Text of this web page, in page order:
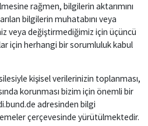
rağmen, bilgilerin aktarımını
bilgilerin muhatabını veya
veya değiştirmediğimiz için üçüncü
için herhangi bir sorumluluk kabul
kişisel verilerinizin toplanması,
korunması bizim için önemli bir
adresinden bilgi
çerçevesinde yürütülmektedir.